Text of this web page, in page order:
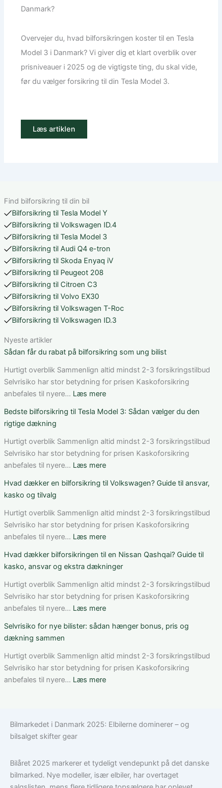
Danmark?
Overvejer du, hvad bilforsikringen koster til en Tesla
Model 3 i Danmark? Vi giver dig et klart overblik over
prisniveauer i 2025 og de vigtigste ting, du skal vide,
før du vælger forsikring til din Tesla Model 3.
Læs artiklen
Find bilforsikring til din bil
Bilforsikring til Tesla Model Y
Bilforsikring til Volkswagen ID.4
Bilforsikring til Tesla Model 3
Bilforsikring til Audi Q4 e-tron
Bilforsikring til Skoda Enyaq iV
Bilforsikring til Peugeot 208
Bilforsikring til Citroen C3
Bilforsikring til Volvo EX30
Bilforsikring til Volkswagen T-Roc
Bilforsikring til Volkswagen ID.3
Nyeste artikler
Sådan får du rabat på bilforsikring som ung bilist
Hurtigt overblik Sammenlign altid mindst 2-3 forsikringstilbud
Selvrisiko har stor betydning for prisen Kaskoforsikring
anbefales til nyere… Læs mere:
får
rabat
på
bilforsikring
ung
Bedste bilforsikring til Tesla Model 3: Sådan vælger du den
rigtige dækning
Hurtigt overblik Sammenlign altid mindst 2-3 forsikringstilbud
Selvrisiko har stor betydning for prisen Kaskoforsikring
anbefales til nyere… Læs mere:
bilforsikring
Tesla
Model
3:
vælger
du
den
rigtige
dækning
Hvad dækker en bilforsikring til Volkswagen? Guide til ansvar,
kasko og tilvalg
Hurtigt overblik Sammenlign altid mindst 2-3 forsikringstilbud
Selvrisiko har stor betydning for prisen Kaskoforsikring
anbefales til nyere… Læs mere:
dækker
en
bilforsikring
til
Volkswagen?
til
kasko
og
tilvalg
Hvad dækker bilforsikringen til en Nissan Qashqai? Guide til
kasko, ansvar og ekstra dækninger
Hurtigt overblik Sammenlign altid mindst 2-3 forsikringstilbud
Selvrisiko har stor betydning for prisen Kaskoforsikring
anbefales til nyere… Læs mere:
dækker
til
en
Nissan
kasko,
ekstra
dækninger
Selvrisiko for nye bilister: sådan hænger bonus, pris og
dækning sammen
Hurtigt overblik Sammenlign altid mindst 2-3 forsikringstilbud
Selvrisiko har stor betydning for prisen Kaskoforsikring
anbefales til nyere… Læs mere:
bilister:
bonus,
pris
Bilmarkedet i Danmark 2025: Elbilerne dominerer – og
bilsalget skifter gear
Bilåret 2025 markerer et tydeligt vendepunkt på det danske
bilmarked. Nye modeller, især elbiler, har overtaget